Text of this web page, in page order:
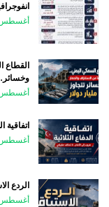
أغسطس 8,
أغسطس 8,
أغسطس 7,
الردع
أغسطس 6,